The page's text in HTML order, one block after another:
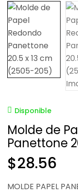
Disponible
Molde de
Panettone
$28.56
MOLDE PAPEL